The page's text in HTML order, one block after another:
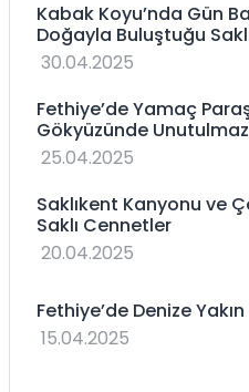
Kabak Koyu’nda Gün
Doğayla Buluştuğu
30.04.2025
Fethiye’de Yamaç
Gökyüzünde
25.04.2025
Saklıkent Kanyonu ve
Saklı Cennetler
20.04.2025
Fethiye’de Denize
15.04.2025